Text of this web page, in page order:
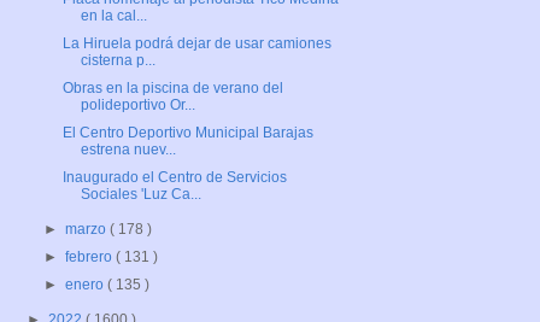
en la cal...
La Hiruela podrá dejar de usar camiones
cisterna p...
Obras en la piscina de verano del
polideportivo Or...
El Centro Deportivo Municipal Barajas
estrena nuev...
Inaugurado el Centro de Servicios
Sociales 'Luz Ca...
►marzo( 178 )
►febrero( 131 )
►enero( 135 )